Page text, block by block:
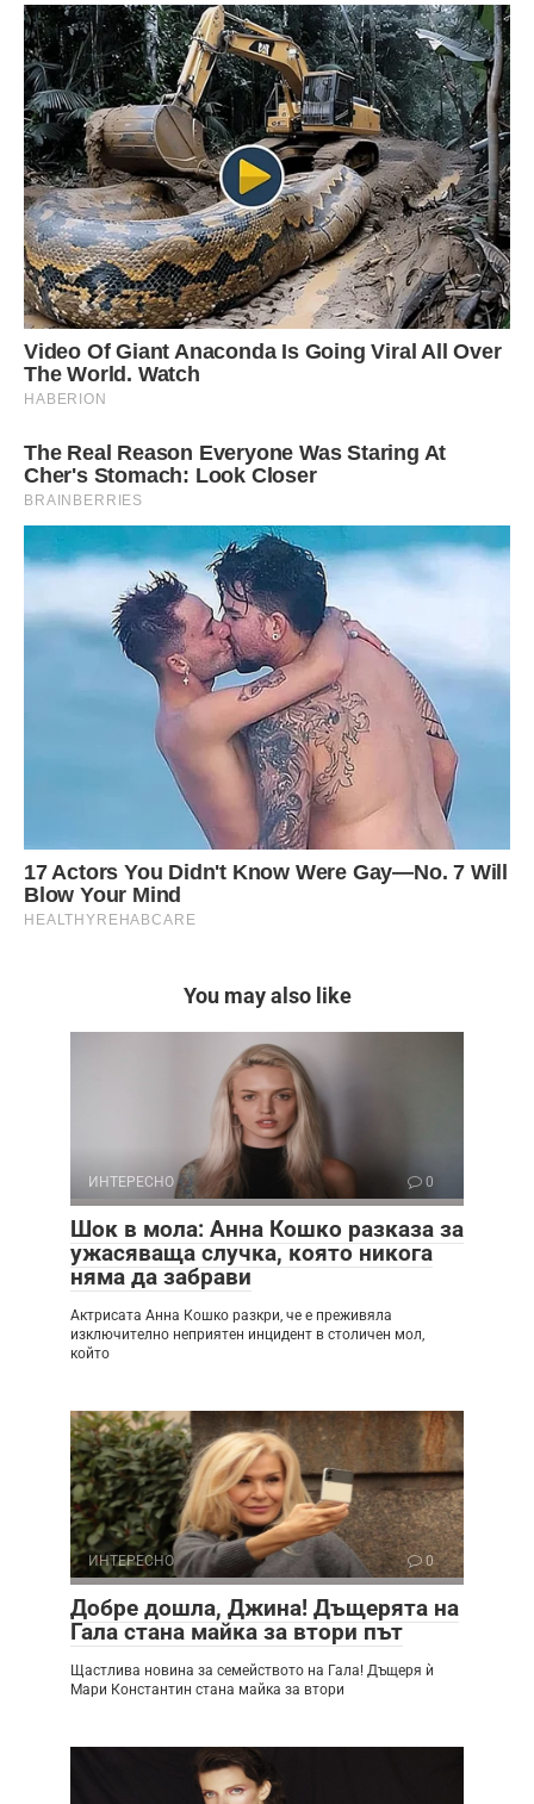
You may also like
ИНТЕРЕСНО 0
Шок в мола: Анна Кошко разказа за
ужасяваща случка, която никога
няма да забрави
Актрисата Анна Кошко разкри, че е преживяла
изключително неприятен инцидент в столичен мол,
който
ИНТЕРЕСНО 0
Добре дошла, Джина! Дъщерята на
Гала стана майка за втори път
Щастлива новина за семейството на Гала! Дъщеря ѝ
Мари Константин стана майка за втори